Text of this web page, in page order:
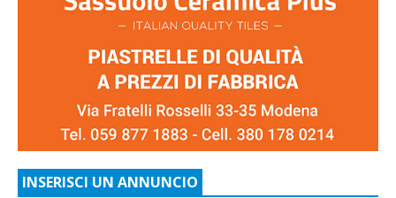
INSERISCI UN ANNUNCIO